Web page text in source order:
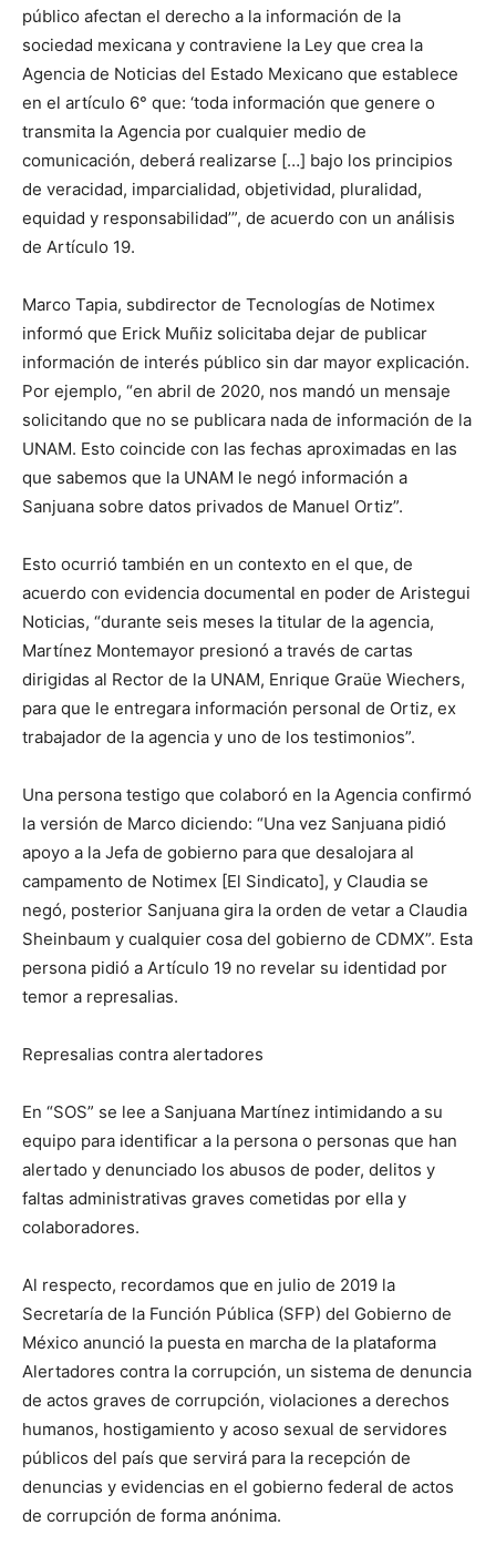
público afectan el derecho a la información de la
sociedad mexicana y contraviene la Ley que crea la
Agencia de Noticias del Estado Mexicano que establece
en el artículo 6° que: ‘toda información que genere o
transmita la Agencia por cualquier medio de
comunicación, deberá realizarse […] bajo los principios
de veracidad, imparcialidad, objetividad, pluralidad,
equidad y responsabilidad’”, de acuerdo con un análisis
de Artículo 19.
Marco Tapia, subdirector de Tecnologías de Notimex
informó que Erick Muñiz solicitaba dejar de publicar
información de interés público sin dar mayor explicación.
Por ejemplo, “en abril de 2020, nos mandó un mensaje
solicitando que no se publicara nada de información de la
UNAM. Esto coincide con las fechas aproximadas en las
que sabemos que la UNAM le negó información a
Sanjuana sobre datos privados de Manuel Ortiz”.
Esto ocurrió también en un contexto en el que, de
acuerdo con evidencia documental en poder de Aristegui
Noticias, “durante seis meses la titular de la agencia,
Martínez Montemayor presionó a través de cartas
dirigidas al Rector de la UNAM, Enrique Graüe Wiechers,
para que le entregara información personal de Ortiz, ex
trabajador de la agencia y uno de los testimonios”.
Una persona testigo que colaboró en la Agencia confirmó
la versión de Marco diciendo: “Una vez Sanjuana pidió
apoyo a la Jefa de gobierno para que desalojara al
campamento de Notimex [El Sindicato], y Claudia se
negó, posterior Sanjuana gira la orden de vetar a Claudia
Sheinbaum y cualquier cosa del gobierno de CDMX”. Esta
persona pidió a Artículo 19 no revelar su identidad por
temor a represalias.
Represalias contra alertadores
En “SOS” se lee a Sanjuana Martínez intimidando a su
equipo para identificar a la persona o personas que han
alertado y denunciado los abusos de poder, delitos y
faltas administrativas graves cometidas por ella y
colaboradores.
Al respecto, recordamos que en julio de 2019 la
Secretaría de la Función Pública (SFP) del Gobierno de
México anunció la puesta en marcha de la plataforma
Alertadores contra la corrupción, un sistema de denuncia
de actos graves de corrupción, violaciones a derechos
humanos, hostigamiento y acoso sexual de servidores
públicos del país que servirá para la recepción de
denuncias y evidencias en el gobierno federal de actos
de corrupción de forma anónima.